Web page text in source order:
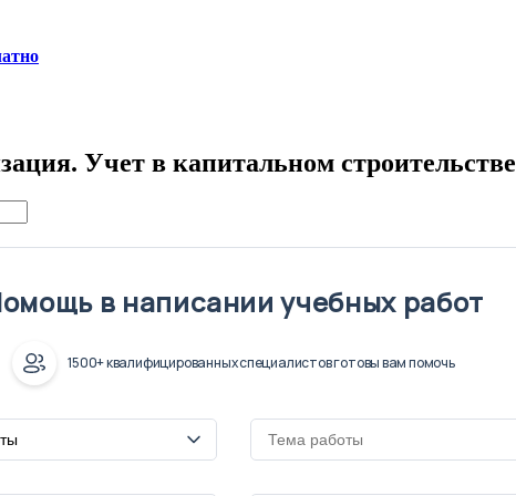
Учет в капитальном строительстве
в написании учебных работ
1500+ квалифицированных специалистов готовы вам помочь